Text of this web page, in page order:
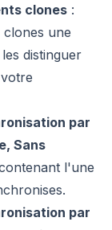
clones :
clones une
distinguer
par
Sans
l'une
par